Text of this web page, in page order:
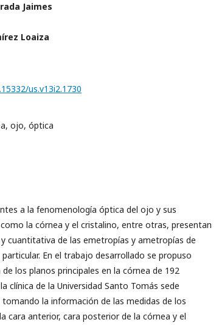
Jaimes
Loaiza
us.v13i2.1730
ojo, óptica
a la fenomenología óptica del ojo y sus
la córnea y el cristalino, entre otras, presentan
cuantitativa de las emetropías y ametropías de
En el trabajo desarrollado se propuso
los planos principales en la córnea de 192
clínica de la Universidad Santo Tomás sede
tomando la información de las medidas de los
cara anterior, cara posterior de la córnea y el